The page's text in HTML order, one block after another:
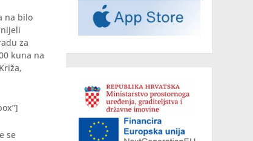
na bilo
za
kuna na
se